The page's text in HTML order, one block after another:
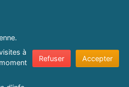
Notre page Twitter
à
Refuser Accepter